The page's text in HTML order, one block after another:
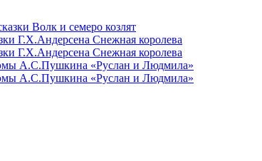
Волк и семеро козлят
Г.Х.Андерсена Снежная королева
Г.Х.Андерсена Снежная королева
А.С.Пушкина «Руслан и Людмила»
А.С.Пушкина «Руслан и Людмила»